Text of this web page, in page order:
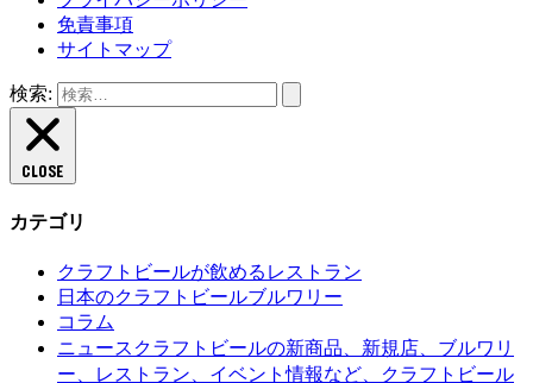
免責事項
サイトマップ
検索:
CLOSE
カテゴリ
クラフトビールが飲めるレストラン
日本のクラフトビールブルワリー
コラム
ニュース クラフトビールの新商品、新規店、ブルワリ
ー、レストラン、イベント情報など、クラフトビール